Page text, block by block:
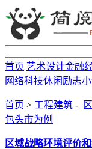
首页 艺术设计金融
网络科技休闲励志
首页 > 工程建筑 -
包头市为例
区域战略环境评价